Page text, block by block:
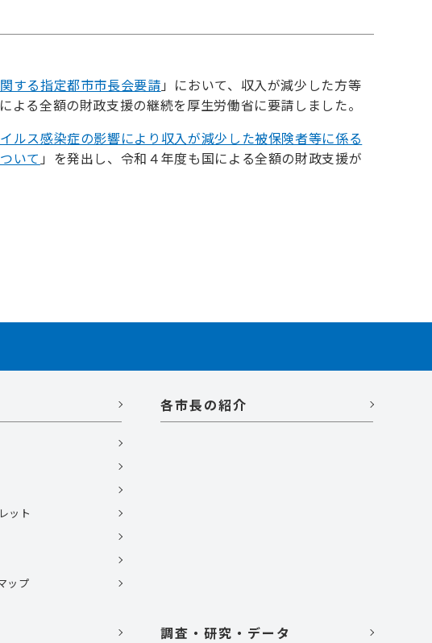
する指定都市市長会要請 」において、収入が減少した方等
る全額の財政支援の継続を厚生労働省に要請しました。
ルス感染症の影響により収入が減少した被保険者等に係る
いて 」を発出し、令和４年度も国による全額の財政支援が
ット
ップ
各市長の紹介
調査・研究・データ